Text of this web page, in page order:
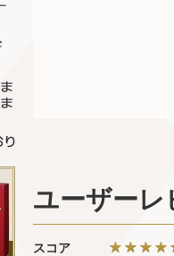
ユーザーレ
スコア